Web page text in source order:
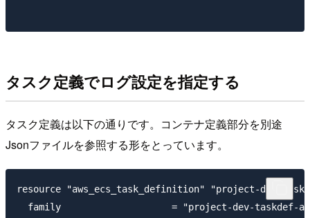
タスク定義でログ設定を指定する
タスク定義は以下の通りです。コンテナ定義部分を別途
Jsonファイルを参照する形をとっています。
resource "aws_ecs_task_definition" "project-dev-
family                    = "project-dev-taskdef-